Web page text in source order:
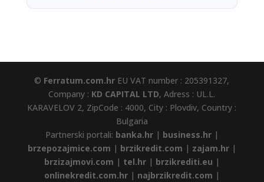
© Ferratum.com.hr EU VAT number : 205391327,
Company : KD CAPITAL LTD, Adress : UL.L.
KARAVELOV 2, ZipCode : 4000, City : Plovdiv, Country :
Bulgaria
Partnerski portali: banka.hr| business.hr|
brzepozajmice.com | brzikredit.com | zajam.hr|
brzizajmovi.com | tel.hr| brzikrediti.eu |
onlinekredit.com.hr| najbrzikredit.com |